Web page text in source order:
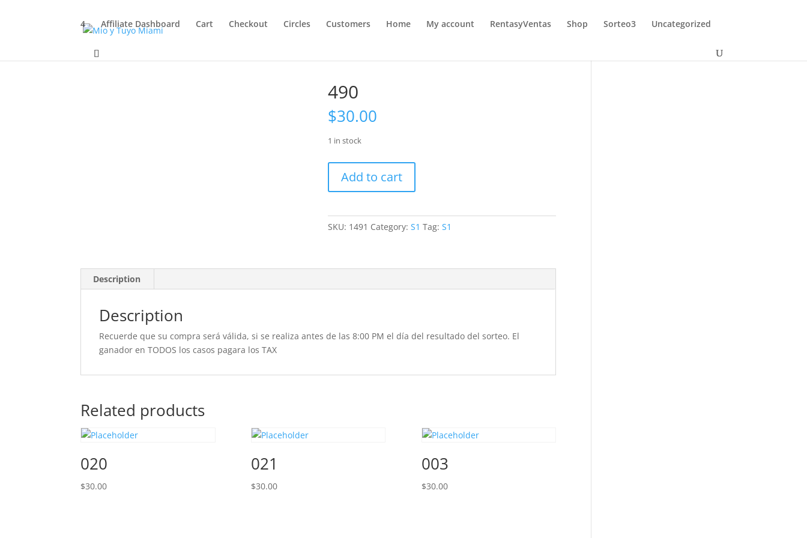
4 Affiliate Dashboard Cart Checkout Circles Customers Home My account RentasyVentas Shop Sorteo3 Uncategorized
490
$30.00
1 in stock
quantity
Add to cart
SKU: 1491 Category:S1 Tag:S1
Description
Description
Recuerde que su compra será válida, si se realiza antes de las 8:00 PM el día del resultado del sorteo. El
ganador en TODOS los casos pagara los TAX
Related products
020
$30.00
021
$30.00
003
$30.00